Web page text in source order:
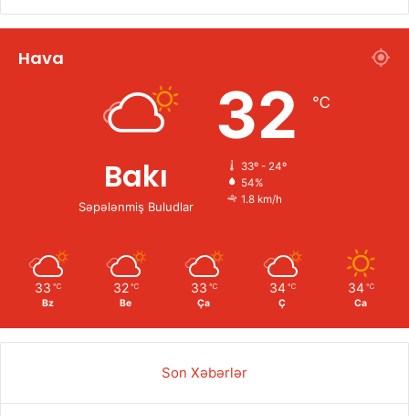
Hava
Bakı
Səpələnmiş Buludlar
32 ℃
33º - 24º
54%
1.8 km/h
33 ℃
Bz
32 ℃
Be
33 ℃
Ça
34 ℃
Ç
34 ℃
Ca
Son Xəbərlər